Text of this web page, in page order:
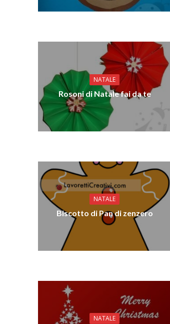
NATALE
Rosoni di Natale fai da te
NATALE
Biscotto di Pan di zenzero
NATALE